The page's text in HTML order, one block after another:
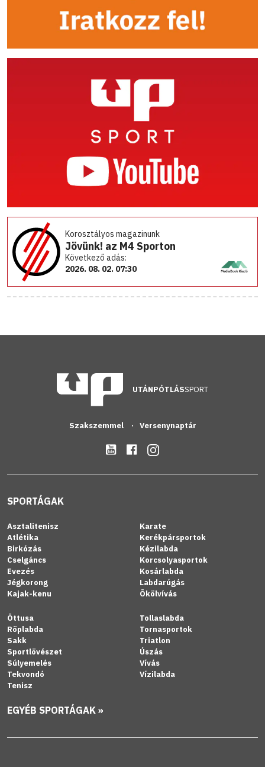
Korosztályos magazinunk
Jövünk! az M4 Sporton
Következő adás:
2026. 08. 02. 07:30
UTÁNPÓTLÁSSPORT
Szakszemmel Versenynaptár
SPORTÁGAK
Asztalitenisz
Atlétika
Birkózás
Cselgáncs
Evezés
Jégkorong
Kajak-kenu
Karate
Kerékpársportok
Kézilabda
Korcsolyasportok
Kosárlabda
Labdarúgás
Ökölvívás
Öttusa
Röplabda
Sakk
Sportlövészet
Súlyemelés
Tekvondó
Tenisz
Tollaslabda
Tornasportok
Triatlon
Úszás
Vívás
Vízilabda
EGYÉB SPORTÁGAK »